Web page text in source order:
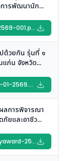
การพัฒนานัก
06082569-001.pdf
ด้วยกัน รุ่นที่ ๑
แก่น จังหวัด
crane-01-2569.pdf
ลการพิจารณา
ยและอาชีว
๙)
safetyaward-2569.pdf